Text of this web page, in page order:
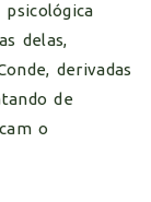
delas,
derivadas
de
o